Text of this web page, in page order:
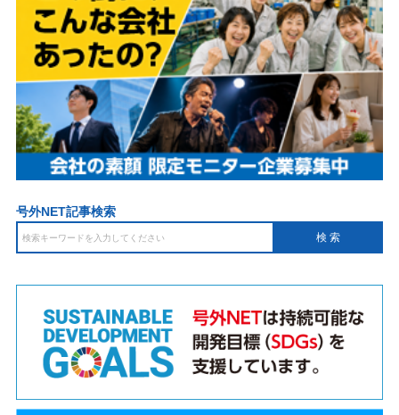
号外NET記事検索